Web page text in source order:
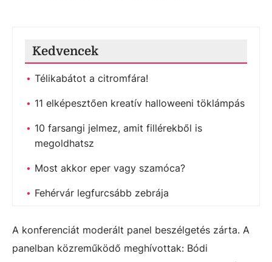
Kedvencek
Télikabátot a citromfára!
11 elképesztően kreatív halloweeni töklámpás
10 farsangi jelmez, amit fillérekből is
megoldhatsz
Most akkor eper vagy szamóca?
Fehérvár legfurcsább zebrája
A konferenciát moderált panel beszélgetés zárta. A
panelban közreműködő meghívottak: Bódi